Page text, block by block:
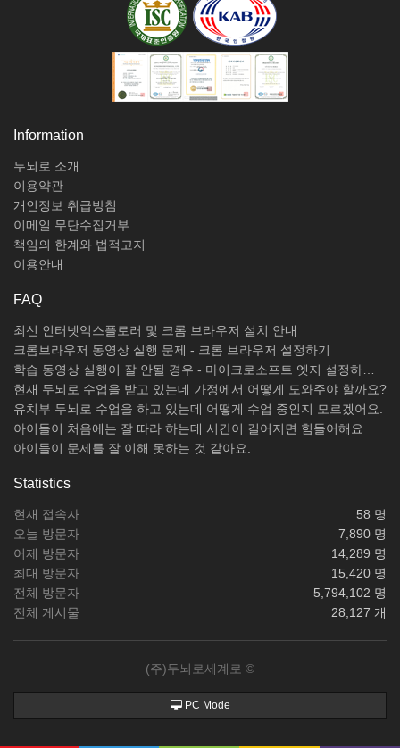
Information
두뇌로 소개
이용약관
개인정보 취급방침
이메일 무단수집거부
책임의 한계와 법적고지
이용안내
FAQ
최신 인터넷익스플로러 및 크롬 브라우저 설치 안내
크롬브라우저 동영상 실행 문제 - 크롬 브라우저 설정하기
현재 두뇌로 수업을 받고 있는데 가정에서 어떻게 도와주야 할까요?
유치부 두뇌로 수업을 하고 있는데 어떻게 수업 중인지 모르겠어요.
아이들이 처음에는 잘 따라 하는데 시간이 길어지면 힘들어해요
아이들이 문제를 잘 이해 못하는 것 같아요.
Statistics
현재 접속자
58 명
오늘 방문자
7,890 명
어제 방문자
14,289 명
최대 방문자
15,420 명
전체 방문자
5,794,102 명
전체 게시물
28,127 개
(주)두뇌로세계로 ©
PC Mode